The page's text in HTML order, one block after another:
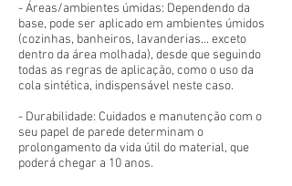
- Áreas/ambientes úmidas: Dependendo da
base, pode ser aplicado em ambientes úmidos
(cozinhas, banheiros, lavanderias... exceto
dentro da área molhada), desde que seguindo
todas as regras de aplicação, como o uso da
cola sintética, indispensável neste caso.
- Durabilidade: Cuidados e manutenção com o
seu papel de parede determinam o
prolongamento da vida útil do material, que
poderá chegar a 10 anos.